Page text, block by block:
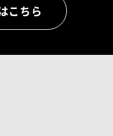
こちら